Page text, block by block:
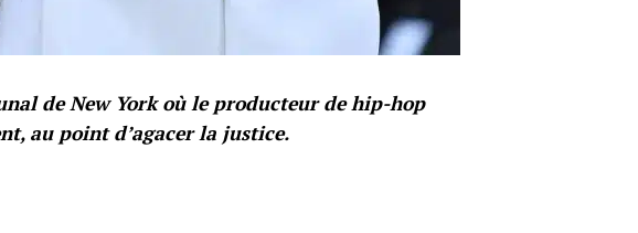
de New York où le producteur de hip-hop
au point d’agacer la justice.